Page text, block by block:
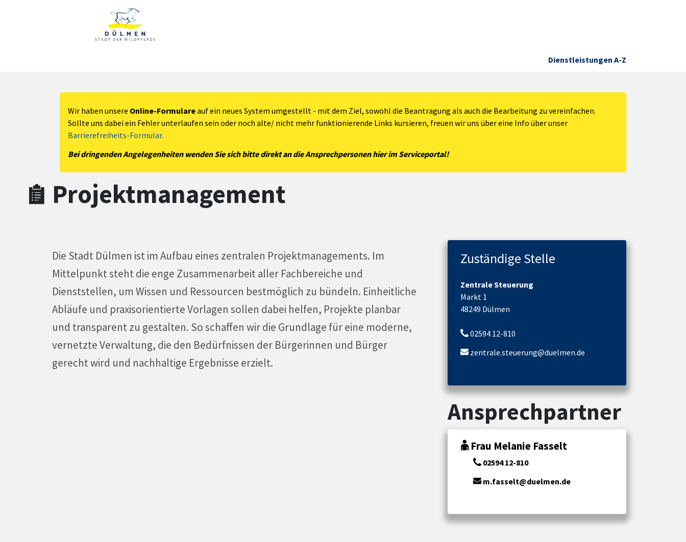
Zum Hauptinhalt
Dienstleistungen A-Z
Wir haben unsere Online-Formulareauf ein neues System umgestellt - mit dem Ziel, sowohl die Beantragung als auch die Bearbeitung zu vereinfachen.
Sollte uns dabei ein Fehler unterlaufen sein oder noch alte/ nicht mehr funktionierende Links kursieren, freuen wir uns über eine Info über unser
Barrierefreiheits-Formular.
Bei dringenden Angelegenheiten wenden Sie sich bitte direkt an die Ansprechpersonen hier im Serviceportal!
Projektmanagement
Die Stadt Dülmen ist im Aufbau eines zentralen Projektmanagements. Im
Mittelpunkt steht die enge Zusammenarbeit aller Fachbereiche und
Dienststellen, um Wissen und Ressourcen bestmöglich zu bündeln. Einheitliche
Abläufe und praxisorientierte Vorlagen sollen dabei helfen, Projekte planbar
und transparent zu gestalten. So schaffen wir die Grundlage für eine moderne,
vernetzte Verwaltung, die den Bedürfnissen der Bürgerinnen und Bürger
gerecht wird und nachhaltige Ergebnisse erzielt.
Zuständige Stelle
Zentrale Steuerung
Markt 1
48249 Dülmen
02594 12-810
zentrale.steuerung@duelmen.de
Ansprechpartner
Frau Melanie Fasselt
02594 12-810
m.fasselt@duelmen.de